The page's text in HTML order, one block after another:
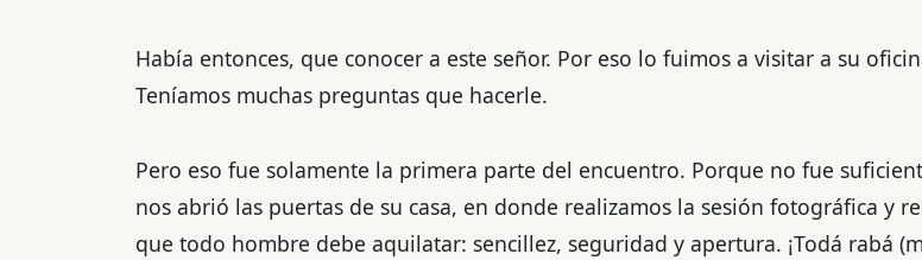
Había entonces, que conocer a este señor. Por eso lo fuimos a visitar a su
Teníamos muchas preguntas que hacerle.
Pero eso fue solamente la primera parte del encuentro. Porque no fue
nos abrió las puertas de su casa, en donde realizamos la sesión fotográfica y
que todo hombre debe aquilatar: sencillez, seguridad y apertura. ¡Todá rabá